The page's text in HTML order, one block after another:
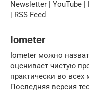
Newsletter | YouTube
| RSS Feed
Iometer
Iometer можно
оценивает чистую
практически во
Последняя версия